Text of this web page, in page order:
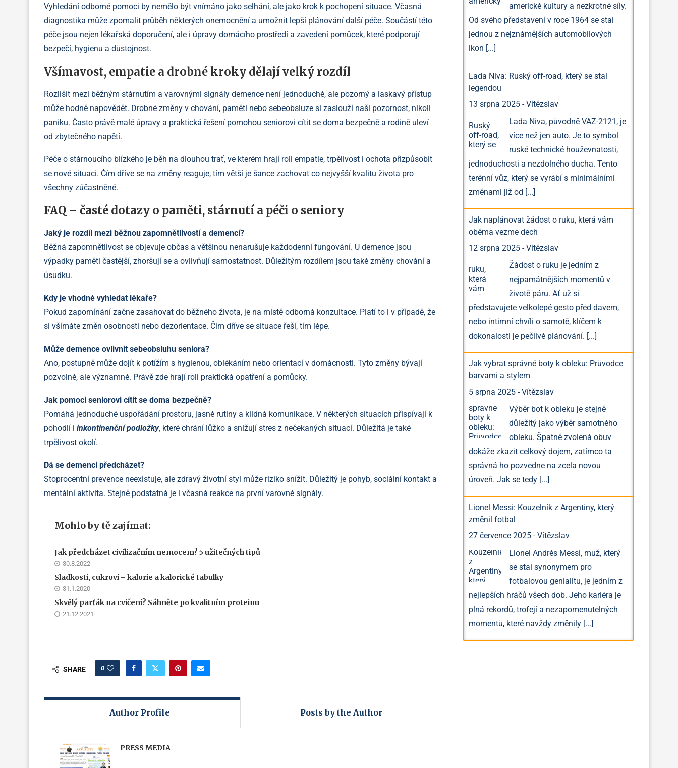
Vyhledání odborné pomoci by nemělo být vnímáno jako selhání, ale jako krok k pochopení situace. Včasná
diagnostika může zpomalit průběh některých onemocnění a umožnit lepší plánování další péče. Součástí této
péče jsou nejen lékařská doporučení, ale i úpravy domácího prostředí a zavedení pomůcek, které podporují
bezpečí, hygienu a důstojnost.
Všímavost, empatie a drobné kroky dělají velký rozdíl
Rozlišit mezi běžným stárnutím a varovnými signály demence není jednoduché, ale pozorný a laskavý přístup
může hodně napovědět. Drobné změny v chování, paměti nebo sebeobsluze si zaslouží naši pozornost, nikoli
paniku. Často právě malé úpravy a praktická řešení pomohou seniorovi cítit se doma bezpečně a rodině uleví
od zbytečného napětí.
Péče o stárnoucího blízkého je běh na dlouhou trať, ve kterém hrají roli empatie, trpělivost i ochota přizpůsobit
se nové situaci. Čím dříve se na změny reaguje, tím větší je šance zachovat co nejvyšší kvalitu života pro
všechny zúčastněné.
FAQ – časté dotazy o paměti, stárnutí a péči o seniory
Jaký je rozdíl mezi běžnou zapomnětlivostí a demencí?
Běžná zapomnětlivost se objevuje občas a většinou nenarušuje každodenní fungování. U demence jsou
výpadky paměti častější, zhoršují se a ovlivňují samostatnost. Důležitým rozdílem jsou také změny chování a
úsudku.
Kdy je vhodné vyhledat lékaře?
Pokud zapomínání začne zasahovat do běžného života, je na místě odborná konzultace. Platí to i v případě, že
si všímáte změn osobnosti nebo dezorientace. Čím dříve se situace řeší, tím lépe.
Může demence ovlivnit sebeobsluhu seniora?
Ano, postupně může dojít k potížím s hygienou, oblékáním nebo orientací v domácnosti. Tyto změny bývají
pozvolné, ale významné. Právě zde hrají roli praktická opatření a pomůcky.
Jak pomoci seniorovi cítit se doma bezpečně?
Pomáhá jednoduché uspořádání prostoru, jasné rutiny a klidná komunikace. V některých situacích přispívají k
pohodlí i inkontinenční podložky, které chrání lůžko a snižují stres z nečekaných situací. Důležitá je také
trpělivost okolí.
Dá se demenci předcházet?
Stoprocentní prevence neexistuje, ale zdravý životní styl může riziko snížit. Důležitý je pohyb, sociální kontakt a
mentální aktivita. Stejně podstatná je i včasná reakce na první varovné signály.
Mohlo by tě zajímat:
Jak předcházet civilizačním nemocem? 5 užitečných tipů
30.8.2022
Sladkosti, cukroví – kalorie a kalorické tabulky
31.1.2020
Skvělý parťák na cvičení? Sáhněte po kvalitním proteinu
21.12.2021
SHARE 0
Author Profile Posts by the Author
PRESS MEDIA
americké kultury a nezkrotné síly.
Od svého představení v roce 1964 se stal
jednou z nejznámějších automobilových
ikon [...]
Lada Niva: Ruský off-road, který se stal
legendou
13 srpna 2025 -Vítězslav
Lada Niva, původně VAZ-2121, je
více než jen auto. Je to symbol
ruské technické houževnatosti,
jednoduchosti a nezdolného ducha. Tento
terénní vůz, který se vyrábí s minimálními
změnami již od [...]
Jak naplánovat žádost o ruku, která vám
oběma vezme dech
12 srpna 2025 -Vítězslav
Žádost o ruku je jedním z
nejpamátnějších momentů v
životě páru. Ať už si
představujete velkolepé gesto před davem,
nebo intimní chvíli o samotě, klíčem k
dokonalosti je pečlivé plánování. [...]
Jak vybrat správné boty k obleku: Průvodce
barvami a stylem
5 srpna 2025 -Vítězslav
Výběr bot k obleku je stejně
důležitý jako výběr samotného
obleku. Špatně zvolená obuv
dokáže zkazit celkový dojem, zatímco ta
správná ho pozvedne na zcela novou
úroveň. Jak se tedy [...]
Lionel Messi: Kouzelník z Argentiny, který
změnil fotbal
27 července 2025 -Vítězslav
Lionel Andrés Messi, muž, který
se stal synonymem pro
fotbalovou genialitu, je jedním z
nejlepších hráčů všech dob. Jeho kariéra je
plná rekordů, trofejí a nezapomenutelných
momentů, které navždy změnily [...]